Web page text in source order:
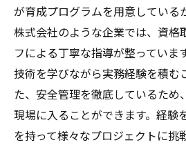
が育成プログラムを用意している
株式会社のような企業では、資格
フによる丁寧な指導が整っていま
技術を学びながら実務経験を積む
た、安全管理を徹底しているため
現場に入ることができます。経験
を持って様々なプロジェクトに挑